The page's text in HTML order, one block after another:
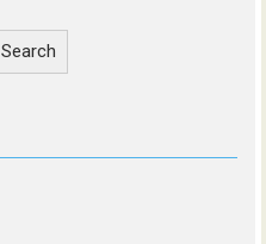
Search